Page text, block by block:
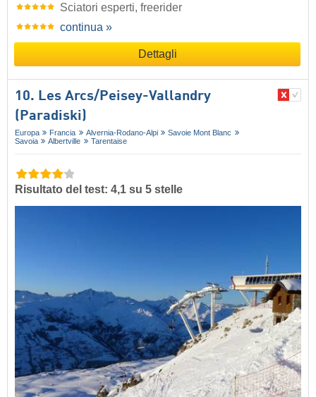
Sciatori esperti, freerider
continua »
Dettagli
10. Les Arcs/​Peisey-Vallandry
(Paradiski)
Europa Francia Alvernia-Rodano-Alpi
Savoie Mont Blanc
Savoia
Albertville Tarentaise
Risultato del test: 4,1 su 5 stelle